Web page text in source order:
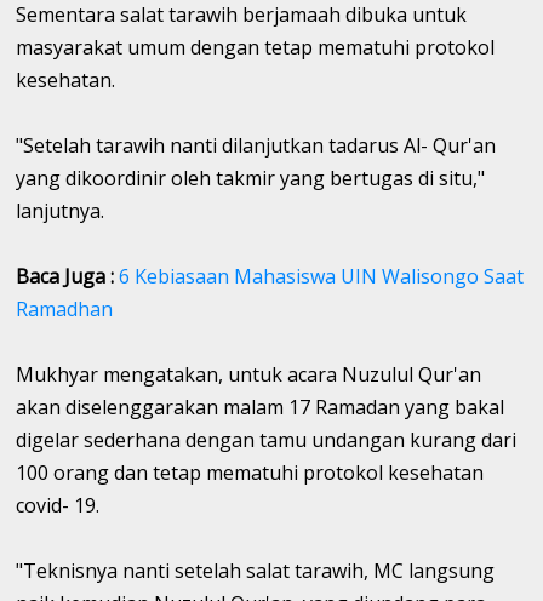
Sementara salat tarawih berjamaah dibuka untuk
masyarakat umum dengan tetap mematuhi protokol
kesehatan.
"Setelah tarawih nanti dilanjutkan tadarus Al- Qur'an
yang dikoordinir oleh takmir yang bertugas di situ,"
lanjutnya.
Baca Juga : 6 Kebiasaan Mahasiswa UIN Walisongo Saat
Ramadhan
Mukhyar mengatakan, untuk acara Nuzulul Qur'an
akan diselenggarakan malam 17 Ramadan yang bakal
digelar sederhana dengan tamu undangan kurang dari
100 orang dan tetap mematuhi protokol kesehatan
covid- 19.
"Teknisnya nanti setelah salat tarawih, MC langsung